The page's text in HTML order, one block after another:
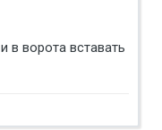
в ворота вставать